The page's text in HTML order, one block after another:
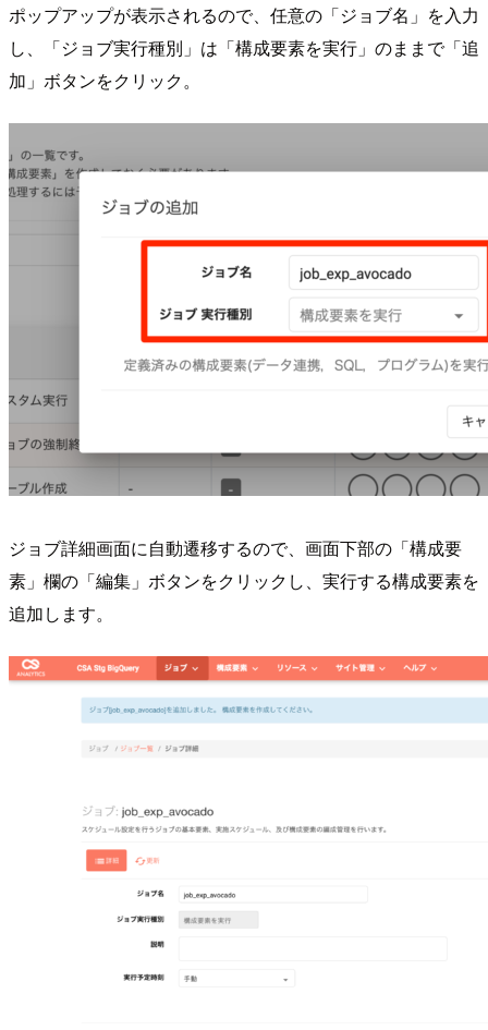
ポップアップが表示されるので、任意の「ジョブ名」を入力
し、「ジョブ実行種別」は「構成要素を実行」のままで「追
加」ボタンをクリック。
ジョブ詳細画面に自動遷移するので、画面下部の「構成要
素」欄の「編集」ボタンをクリックし、実行する構成要素を
追加します。